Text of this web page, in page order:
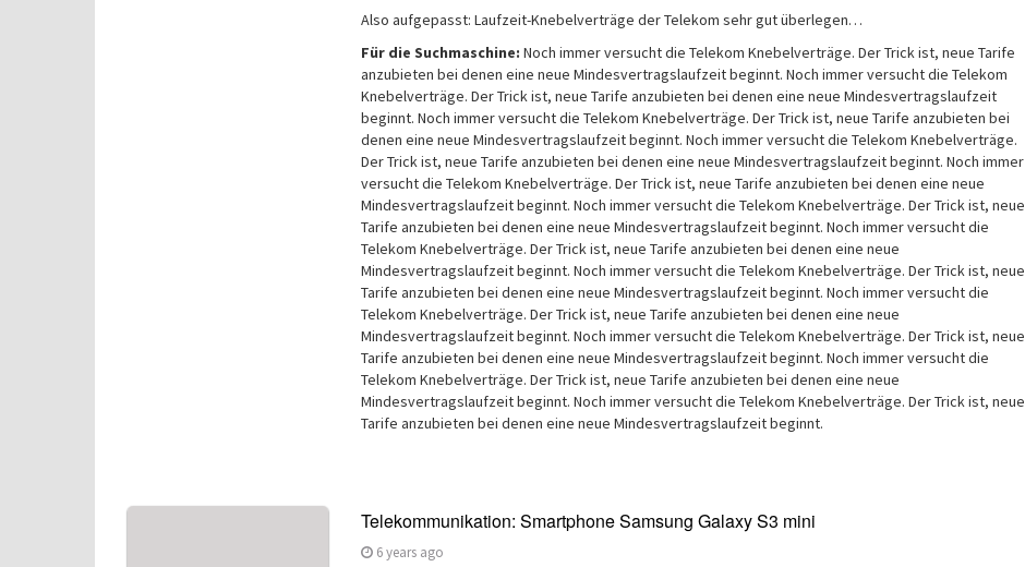
Also aufgepasst: Laufzeit-Knebelverträge der Telekom sehr gut überlegen…
Für die Suchmaschine: Noch immer versucht die Telekom Knebelverträge. Der Trick ist, neue Tarife
anzubieten bei denen eine neue Mindesvertragslaufzeit beginnt. Noch immer versucht die Telekom
Knebelverträge. Der Trick ist, neue Tarife anzubieten bei denen eine neue Mindesvertragslaufzeit
beginnt. Noch immer versucht die Telekom Knebelverträge. Der Trick ist, neue Tarife anzubieten bei
denen eine neue Mindesvertragslaufzeit beginnt. Noch immer versucht die Telekom Knebelverträge.
Der Trick ist, neue Tarife anzubieten bei denen eine neue Mindesvertragslaufzeit beginnt. Noch immer
versucht die Telekom Knebelverträge. Der Trick ist, neue Tarife anzubieten bei denen eine neue
Mindesvertragslaufzeit beginnt. Noch immer versucht die Telekom Knebelverträge. Der Trick ist, neue
Tarife anzubieten bei denen eine neue Mindesvertragslaufzeit beginnt. Noch immer versucht die
Telekom Knebelverträge. Der Trick ist, neue Tarife anzubieten bei denen eine neue
Mindesvertragslaufzeit beginnt. Noch immer versucht die Telekom Knebelverträge. Der Trick ist, neue
Tarife anzubieten bei denen eine neue Mindesvertragslaufzeit beginnt. Noch immer versucht die
Telekom Knebelverträge. Der Trick ist, neue Tarife anzubieten bei denen eine neue
Mindesvertragslaufzeit beginnt. Noch immer versucht die Telekom Knebelverträge. Der Trick ist, neue
Tarife anzubieten bei denen eine neue Mindesvertragslaufzeit beginnt. Noch immer versucht die
Telekom Knebelverträge. Der Trick ist, neue Tarife anzubieten bei denen eine neue
Mindesvertragslaufzeit beginnt. Noch immer versucht die Telekom Knebelverträge. Der Trick ist, neue
Tarife anzubieten bei denen eine neue Mindesvertragslaufzeit beginnt.
Telekommunikation: Smartphone Samsung Galaxy S3 mini
6 years ago